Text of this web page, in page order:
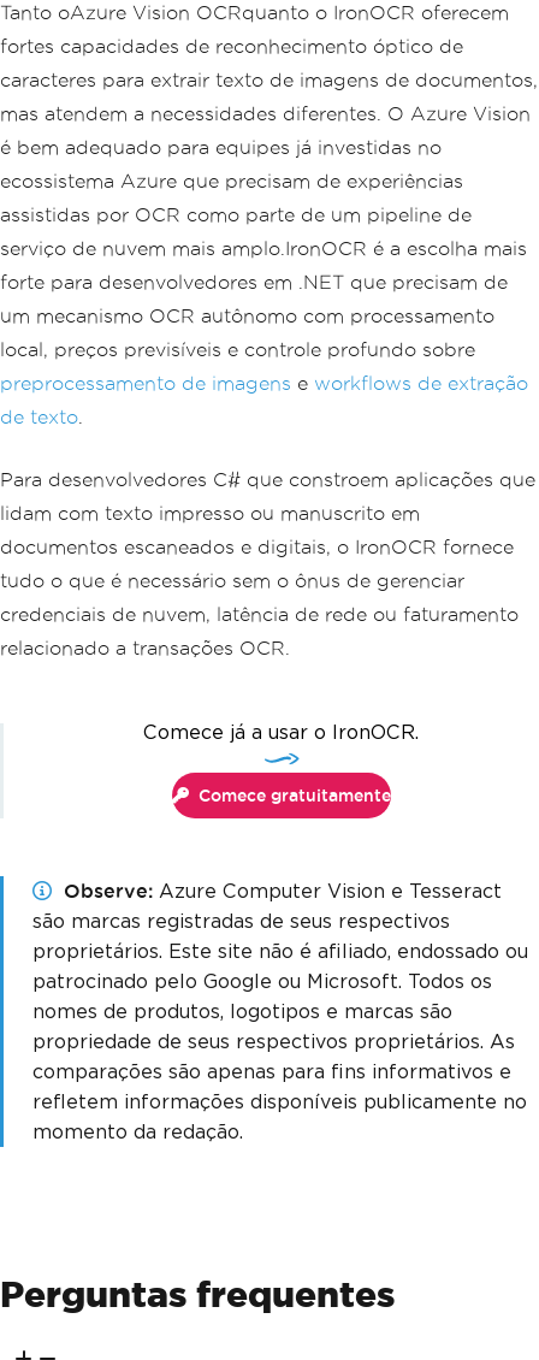
Tanto oAzure Vision OCRquanto o IronOCR oferecem
fortes capacidades de reconhecimento óptico de
caracteres para extrair texto de imagens de documentos,
mas atendem a necessidades diferentes. O Azure Vision
é bem adequado para equipes já investidas no
ecossistema Azure que precisam de experiências
assistidas por OCR como parte de um pipeline de
serviço de nuvem mais amplo.IronOCR é a escolha mais
forte para desenvolvedores em .NET que precisam de
um mecanismo OCR autônomo com processamento
local, preços previsíveis e controle profundo sobre
preprocessamento de imagens e workflows de extração
de texto
Para desenvolvedores C# que constroem aplicações que
lidam com texto impresso ou manuscrito em
documentos escaneados e digitais, o IronOCR fornece
tudo o que é necessário sem o ônus de gerenciar
credenciais de nuvem, latência de rede ou faturamento
relacionado a transações OCR.
Comece já a usar o IronOCR.
Comece gratuitamente
Observe Azure Computer Vision e Tesseract
são marcas registradas de seus respectivos
proprietários. Este site não é afiliado, endossado ou
patrocinado pelo Google ou Microsoft. Todos os
nomes de produtos, logotipos e marcas são
propriedade de seus respectivos proprietários. As
comparações são apenas para fins informativos e
refletem informações disponíveis publicamente no
momento da redação.
Perguntas frequentes